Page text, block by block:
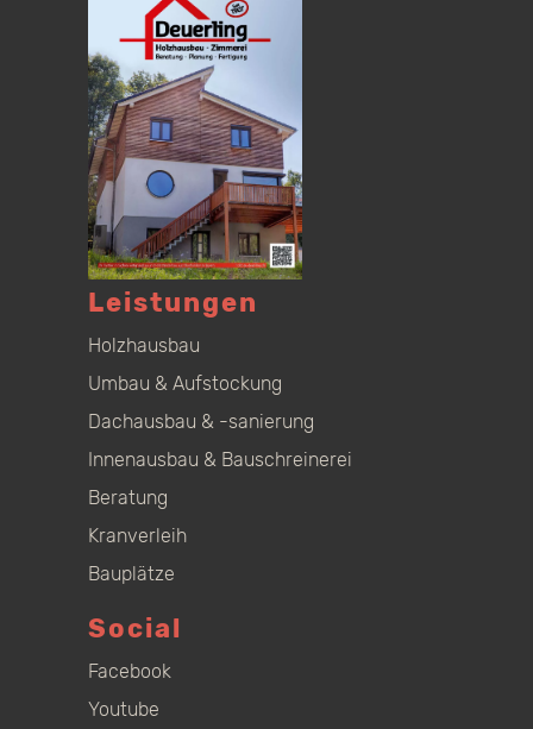
Leistungen
Holzhausbau
Umbau & Aufstockung
Dachausbau & -sanierung
Innenausbau & Bauschreinerei
Beratung
Kranverleih
Bauplätze
Social
Facebook
Youtube